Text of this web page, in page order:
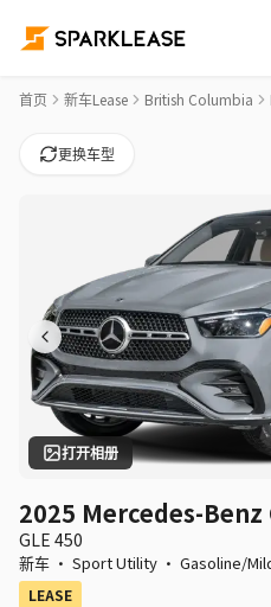
2025 Mercedes-Benz GLE
首页 新车Lease British Columbia
更换车型
打开相册
2025 Mercedes-Benz
GLE 450
新车 · Sport Utility · Gasoline/
LEASE